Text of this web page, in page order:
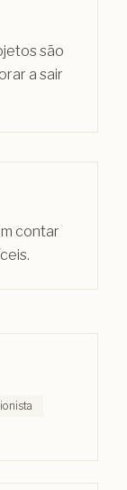
são
a sair
contar